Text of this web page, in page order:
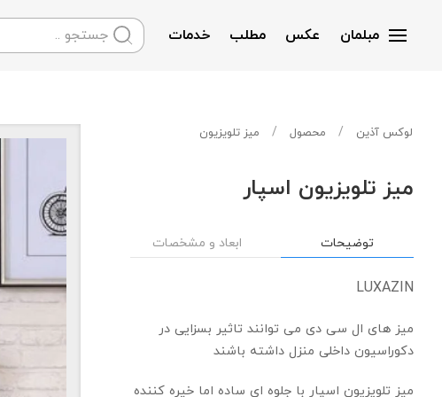
مبلمان عکس مطلب خدمات
لوکس آذین محصول میز تلویزیون
میز تلویزیون اسپار
توضیحات ابعاد و مشخصات
LUXAZIN
میز های ال سی دی می توانند تاثیر بسزایی در
دکوراسیون داخلی منزل داشته باشند
میز تلویزیون اسپار با جلوه ای ساده اما خیره کننده